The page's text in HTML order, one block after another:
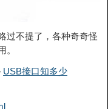
过不提了，各种奇奇怪
。
USB接口知多少